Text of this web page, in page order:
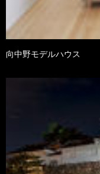
向中野モデルハウス